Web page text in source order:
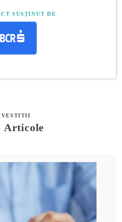
SUSȚINUT DE
Articole